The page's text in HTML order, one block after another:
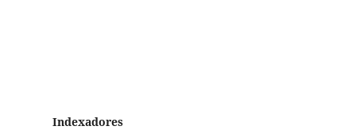
Indexadores